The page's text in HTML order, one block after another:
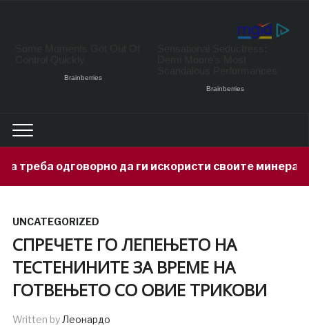
да ги искористи своите минерални богатства
UNCATEGORIZED
СПРЕЧЕТЕ ГО ЛЕПЕЊЕТО НА
ТЕСТЕНИНИТЕ ЗА ВРЕМЕ НА
ГОТВЕЊЕТО СО ОВИЕ ТРИКОВИ
Written byЛеонардо